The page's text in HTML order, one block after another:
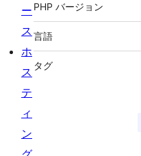
PHP バージョン
言語
タグ
ー
ス
ホ
ス
テ
ィ
ン